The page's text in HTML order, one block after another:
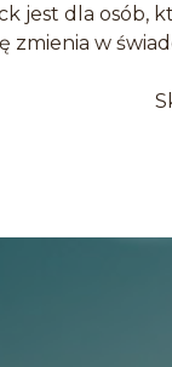
jest dla osób,
zmienia w